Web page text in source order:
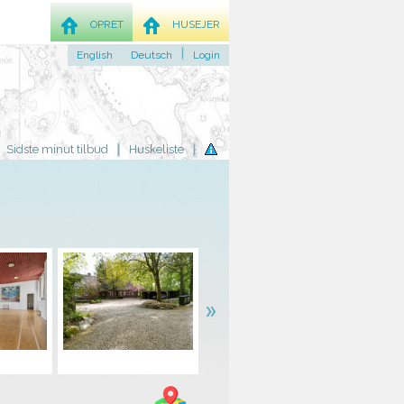
Sidste minut tilbud Huskeliste
HUSEJER
OPRET
English Deutsch Login